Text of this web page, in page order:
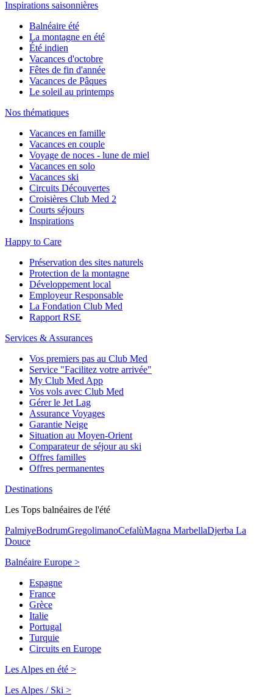
Inspirations saisonnières
Balnéaire été
La montagne en été
Été indien
Vacances d'octobre
Fêtes de fin d'année
Vacances de Pâques
Le soleil au printemps
Nos thématiques
Vacances en famille
Vacances en couple
Voyage de noces - lune de miel
Vacances en solo
Vacances ski
Circuits Découvertes
Croisières Club Med 2
Courts séjours
Inspirations
Happy to Care
Préservation des sites naturels
Protection de la montagne
Développement local
Employeur Responsable
La Fondation Club Med
Rapport RSE
Services & Assurances
Vos premiers pas au Club Med
Service "Facilitez votre arrivée"
My Club Med App
Vos vols avec Club Med
Gérer le Jet Lag
Assurance Voyages
Garantie Neige
Situation au Moyen-Orient
Comparateur de séjour au ski
Offres familles
Offres permanentes
Destinations
Les Tops balnéaires de l'été
PalmiyeBodrumGregolimanoCefalùMagna MarbellaDjerba La
Douce
Balnéaire Europe >
Espagne
France
Grèce
Italie
Portugal
Turquie
Circuits en Europe
Les Alpes en été >
Les Alpes / Ski >